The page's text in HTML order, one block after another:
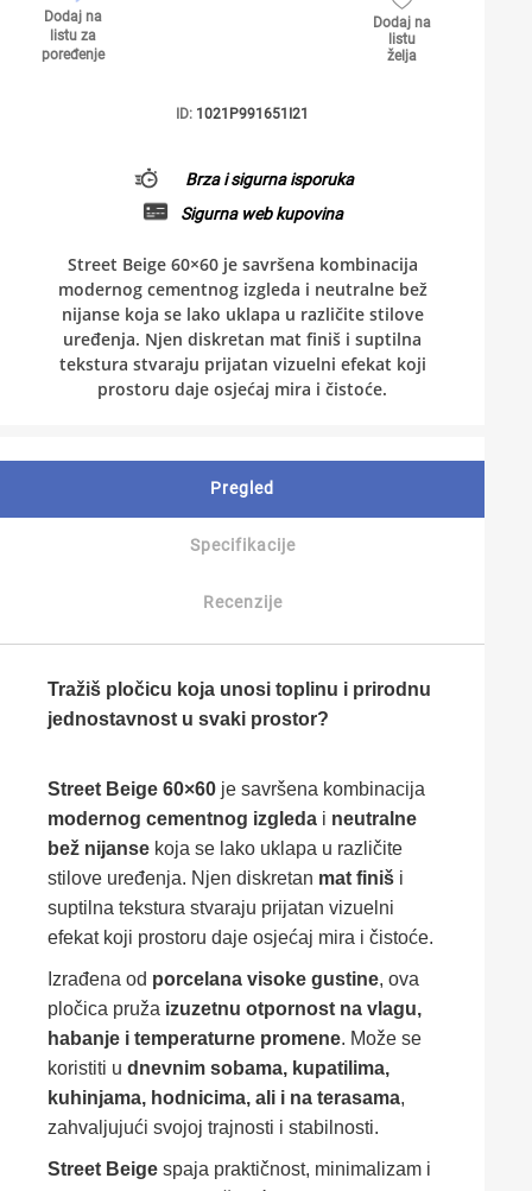
Dodaj na
listu za
poređenje
Dodaj na
listu
želja
ID: 1021P991651I21
Brza i sigurna isporuka
Sigurna web kupovina
Street Beige 60×60 je savršena kombinacija
modernog cementnog izgleda i neutralne bež
nijanse koja se lako uklapa u različite stilove
uređenja. Njen diskretan mat finiš i suptilna
tekstura stvaraju prijatan vizuelni efekat koji
prostoru daje osjećaj mira i čistoće.
Pregled
Specifikacije
Recenzije
Tražiš pločicu koja unosi toplinu i prirodnu
jednostavnost u svaki prostor?
Street Beige 60×60 je savršena kombinacija
modernog cementnog izgleda i neutralne
bež nijanse koja se lako uklapa u različite
stilove uređenja. Njen diskretan mat finiš i
suptilna tekstura stvaraju prijatan vizuelni
efekat koji prostoru daje osjećaj mira i čistoće.
Izrađena od porcelana visoke gustine, ova
pločica pruža izuzetnu otpornost na vlagu,
habanje i temperaturne promene. Može se
koristiti u dnevnim sobama, kupatilima,
kuhinjama, hodnicima, ali i na terasama,
zahvaljujući svojoj trajnosti i stabilnosti.
Street Beige spaja praktičnost, minimalizam i